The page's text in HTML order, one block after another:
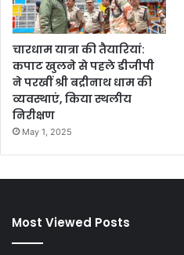
चारधाम यात्रा की तैयारियां:
कपाट खुलने से पहले डीजीपी
ने परखीं श्री बद्रीनाथ धाम की
व्यवस्थाएं, किया स्थलीय
निरीक्षण
May 1, 2025
Most Viewed Posts